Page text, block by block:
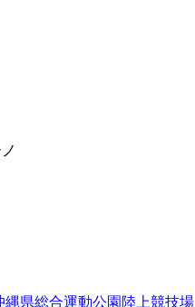
縄県総合運動公園陸上競技場